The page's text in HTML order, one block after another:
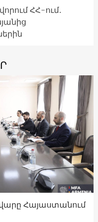
ՀՀ-ում․
Հայաստանում